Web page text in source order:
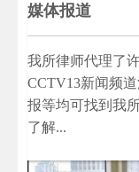
媒体报道
我所律师代理了
CCTV13新闻频
报等均可找到我
了解...